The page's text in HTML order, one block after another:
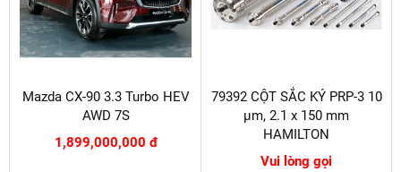
Mazda CX-90 3.3 Turbo HEV
AWD 7S
1,899,000,000 đ
79392 CỘT SẮC KÝ PRP-3 10
µm, 2.1 x 150 mm
HAMILTON
Vui lòng gọi